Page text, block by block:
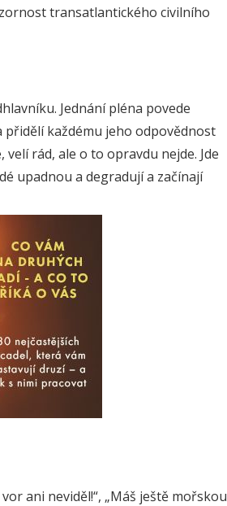
transatlantického civilního
Jednání pléna povede
každému jeho odpovědnost
rád, ale o to opravdu nejde. Jde
upadnou a degradují a začínají
ani neviděl!“, „Máš ještě mořskou